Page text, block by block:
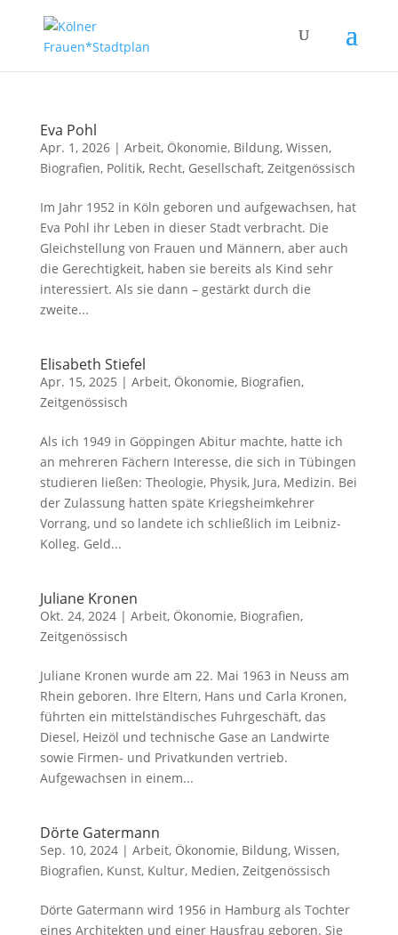
Eva Pohl
Apr. 1, 2026| Arbeit, Ökonomie, Bildung, Wissen,
Biografien, Politik, Recht, Gesellschaft, Zeitgenössisch
Im Jahr 1952 in Köln geboren und aufgewachsen, hat
Eva Pohl ihr Leben in dieser Stadt verbracht. Die
Gleichstellung von Frauen und Männern, aber auch
die Gerechtigkeit, haben sie bereits als Kind sehr
interessiert. Als sie dann – gestärkt durch die
zweite...
Elisabeth Stiefel
Apr. 15, 2025 | Arbeit, Ökonomie, Biografien,
Zeitgenössisch
Als ich 1949 in Göppingen Abitur machte, hatte ich
an mehreren Fächern Interesse, die sich in Tübingen
studieren ließen: Theologie, Physik, Jura, Medizin. Bei
der Zulassung hatten späte Kriegsheimkehrer
Vorrang, und so landete ich schließlich im Leibniz-
Kolleg. Geld...
Juliane Kronen
Okt. 24, 2024| Arbeit, Ökonomie, Biografien,
Zeitgenössisch
Juliane Kronen wurde am 22. Mai 1963 in Neuss am
Rhein geboren. Ihre Eltern, Hans und Carla Kronen,
führten ein mittelständisches Fuhrgeschäft, das
Diesel, Heizöl und technische Gase an Landwirte
sowie Firmen- und Privatkunden vertrieb.
Aufgewachsen in einem...
Dörte Gatermann
Sep. 10, 2024| Arbeit, Ökonomie, Bildung, Wissen,
Biografien, Kunst, Kultur, Medien, Zeitgenössisch
Dörte Gatermann wird 1956 in Hamburg als Tochter
eines Architekten und einer Hausfrau geboren. Sie